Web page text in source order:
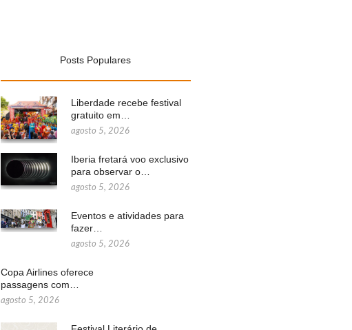
Posts Populares
Liberdade recebe festival
gratuito em…
agosto 5, 2026
Iberia fretará voo exclusivo
para observar o…
agosto 5, 2026
Eventos e atividades para
fazer…
agosto 5, 2026
Copa Airlines oferece
passagens com…
agosto 5, 2026